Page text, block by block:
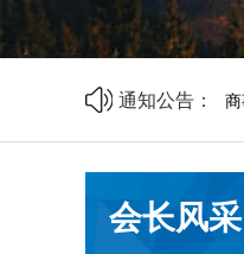
通知公告：
会长风采